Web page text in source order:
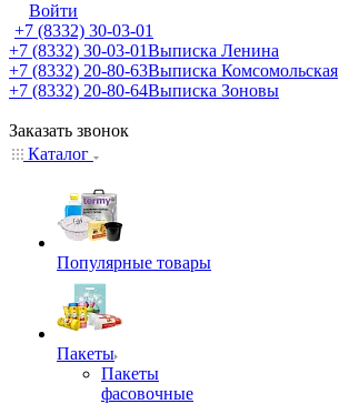
Войти
+7 (8332) 30-03-01
+7 (8332) 30-03-01Выписка Ленина
+7 (8332) 20-80-63Выписка Комсомольская
+7 (8332) 20-80-64Выписка Зоновы
Заказать звонок
Каталог
Популярные товары
Пакеты
Пакеты
фасовочные